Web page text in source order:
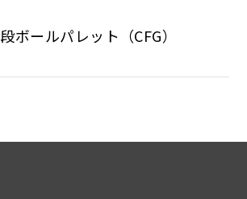
段ボールパレット（CFG）